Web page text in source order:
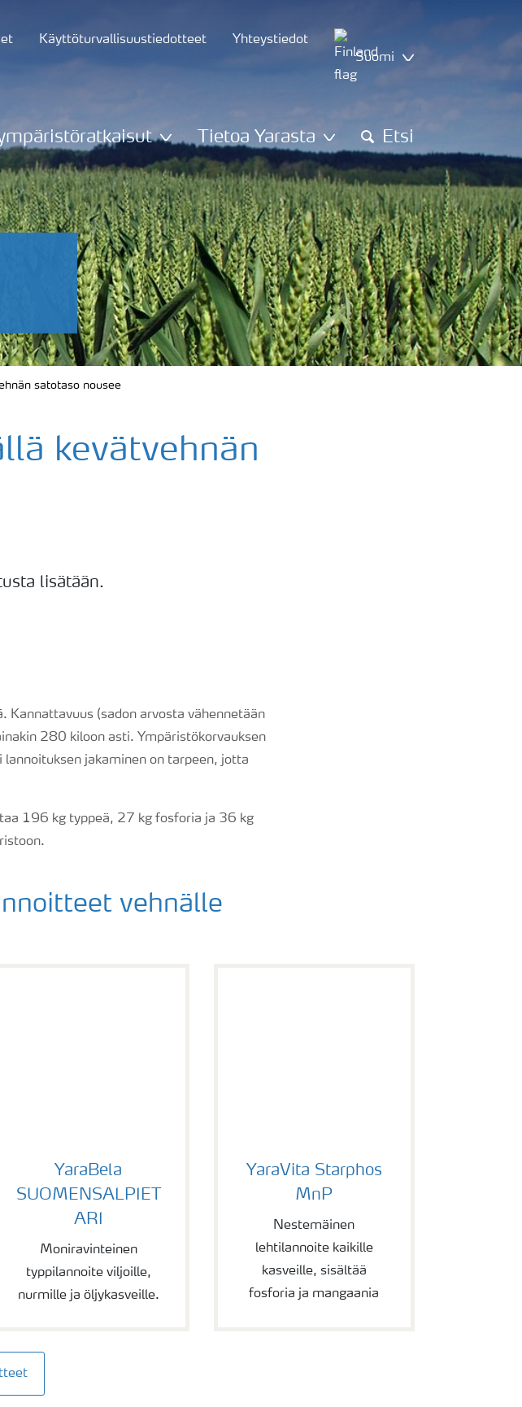
Käyttöturvallisuustiedotteet
Yhteystiedot
Suomi
Tietoa Yarasta Etsi
satotaso nousee
kevätvehnän
lisätään.
Kannattavuus (sadon arvosta vähennetään
280 kiloon asti. Ympäristökorvauksen
jakaminen on tarpeen, jotta
196 kg typpeä, 27 kg fosforia ja 36 kg
vehnälle
YaraBela
SUOMENSALPIET
ARI
Moniravinteinen
typpilannoite viljoille,
nurmille ja öljykasveille.
YaraVita Starphos
MnP
Nestemäinen
lehtilannoite kaikille
kasveille, sisältää
fosforia ja mangaania